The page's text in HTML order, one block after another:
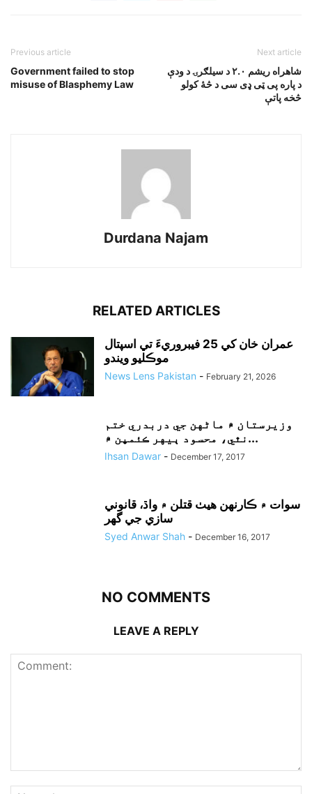
Previous article
Government failed to stop
misuse of Blasphemy Law
Next article
شاهراه ريشم ٢.٠ د سيلګرۍ د ودې
د پاره پى ټى ډى سى د څۀ کولو
څخه پاتې
Durdana Najam
RELATED ARTICLES
عمران خان کي 25 فيبروريءَ تي اسپتال
موڪليو ويندو
News Lens Pakistan - February 21, 2026
وزيرستان ۾ ماڻهن جي دربدري ختم
نٿي، محسود ٻيهر ڪئمپن ۾...
Ihsan Dawar - December 17, 2017
سوات ۾ ڪارنهن هيٺ قتلن ۾ واڌ، قانوني
سازي جي گهر
Syed Anwar Shah - December 16, 2017
NO COMMENTS
LEAVE A REPLY